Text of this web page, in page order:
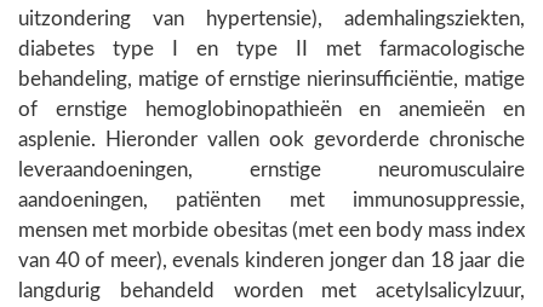
uitzondering van hypertensie), ademhalingsziekten,
diabetes type I en type II met farmacologische
behandeling, matige of ernstige nierinsufficiëntie, matige
of ernstige hemoglobinopathieën en anemieën en
asplenie. Hieronder vallen ook gevorderde chronische
leveraandoeningen, ernstige neuromusculaire
aandoeningen, patiënten met immunosuppressie,
mensen met morbide obesitas (met een body mass index
van 40 of meer), evenals kinderen jonger dan 18 jaar die
langdurig behandeld worden met acetylsalicylzuur,